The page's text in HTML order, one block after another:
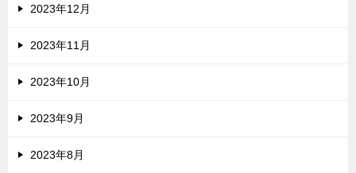
2023年12月
2023年11月
2023年10月
2023年9月
2023年8月